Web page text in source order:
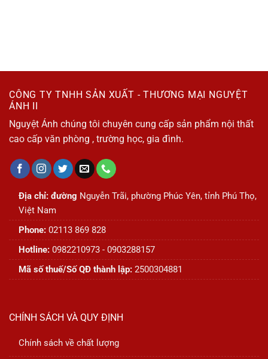
CÔNG TY TNHH SẢN XUẤT - THƯƠNG MẠI NGUYỆT
ÁNH II
Nguyệt Ánh chúng tôi chuyên cung cấp sản phẩm nội thất
cao cấp văn phòng , trường học, gia đình.
Địa chỉ: đường Nguyễn Trãi, phường Phúc Yên, tỉnh Phú Thọ,
Việt Nam
Phone: 02113 869 828
Hotline: 0982210973 - 0903288157
Mã số thuế/Số QĐ thành lập: 2500304881
CHÍNH SÁCH VÀ QUY ĐỊNH
Chính sách về chất lượng